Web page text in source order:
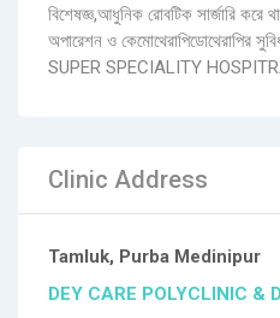
বিশেষজ্ঞ,আধুনিক রোবটিক সার্জারি করে
অপারেশন ও কেমোথেরাপিডোথেরাপির
SUPER SPECIALITY
Clinic Address
Tamluk, Purba Medinipur
DEY CARE POLYCLINIC &